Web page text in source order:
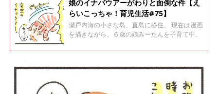
娘のイナバウアーがわりと面倒な件【え
らいこっちゃ！育児生活#75】
瀬戸内海の小さな島、直島に移住。 現在は漫画
を描きながら、６歳の娘みーたんを子育て中。